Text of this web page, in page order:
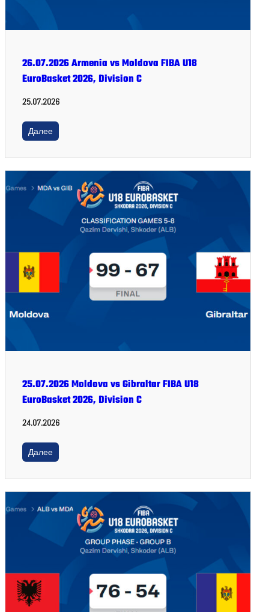
26.07.2026 Armenia vs Moldova FIBA U18
EuroBasket 2026, Division C
25.07.2026
Далее
25.07.2026 Moldova vs Gibraltar FIBA U18
EuroBasket 2026, Division C
24.07.2026
Далее